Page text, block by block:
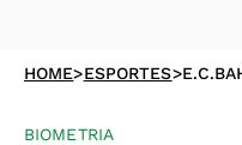
HOME>ESPORTES>
BIOMETRIA